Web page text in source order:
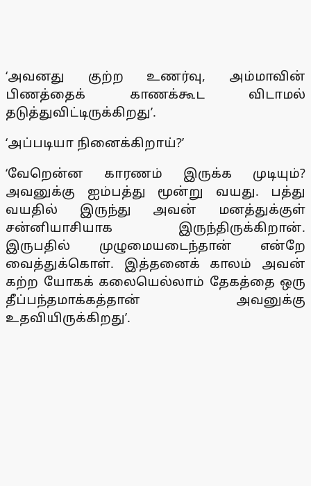
‘அவனது குற்ற உணர்வு, அம்மாவின்
பிணத்தைக் காணக்கூட விடாமல்
தடுத்துவிட்டிருக்கிறது’.
‘அப்படியா நினைக்கிறாய்?’
‘வேறென்ன காரணம் இருக்க முடியும்?
அவனுக்கு ஐம்பத்து மூன்று வயது. பத்து
வயதில் இருந்து அவன் மனத்துக்குள்
சன்னியாசியாக இருந்திருக்கிறான்.
இருபதில் முழுமையடைந்தான் என்றே
வைத்துக்கொள். இத்தனைக் காலம் அவன்
கற்ற யோகக் கலையெல்லாம் தேகத்தை ஒரு
தீப்பந்தமாக்கத்தான் அவனுக்கு
உதவியிருக்கிறது’.